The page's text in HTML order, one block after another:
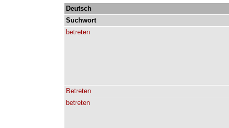
Deutsch
Suchwort
betreten
Betreten
betreten